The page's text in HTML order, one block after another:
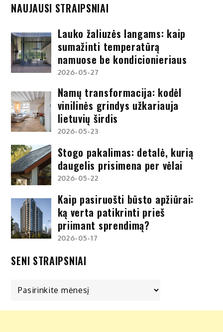
NAUJAUSI STRAIPSNIAI
Lauko žaliuzės langams: kaip
sumažinti temperatūrą
namuose be kondicionieriaus
2026-05-27
Namų transformacija: kodėl
vinilinės grindys užkariauja
lietuvių širdis
2026-05-23
Stogo pakalimas: detalė, kurią
daugelis prisimena per vėlai
2026-05-22
Kaip pasiruošti būsto apžiūrai:
ką verta patikrinti prieš
priimant sprendimą?
2026-05-17
SENI STRAIPSNIAI